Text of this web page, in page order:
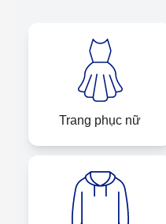
Trang phục nữ